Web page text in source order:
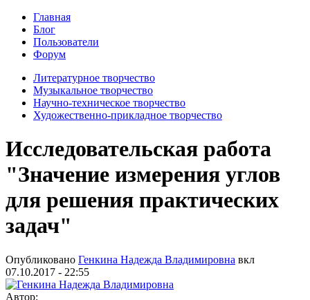
Главная
Блог
Пользователи
Форум
Литературное творчество
Музыкальное творчество
Научно-техническое творчество
Художественно-прикладное творчество
Исследовательская работа
"Значение измерения углов
для решения практических
задач"
Опубликовано Генкина Надежда Владимировна вкл
07.10.2017 - 22:55
Автор: